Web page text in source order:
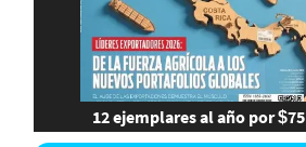
12 ejemplares al año por $75